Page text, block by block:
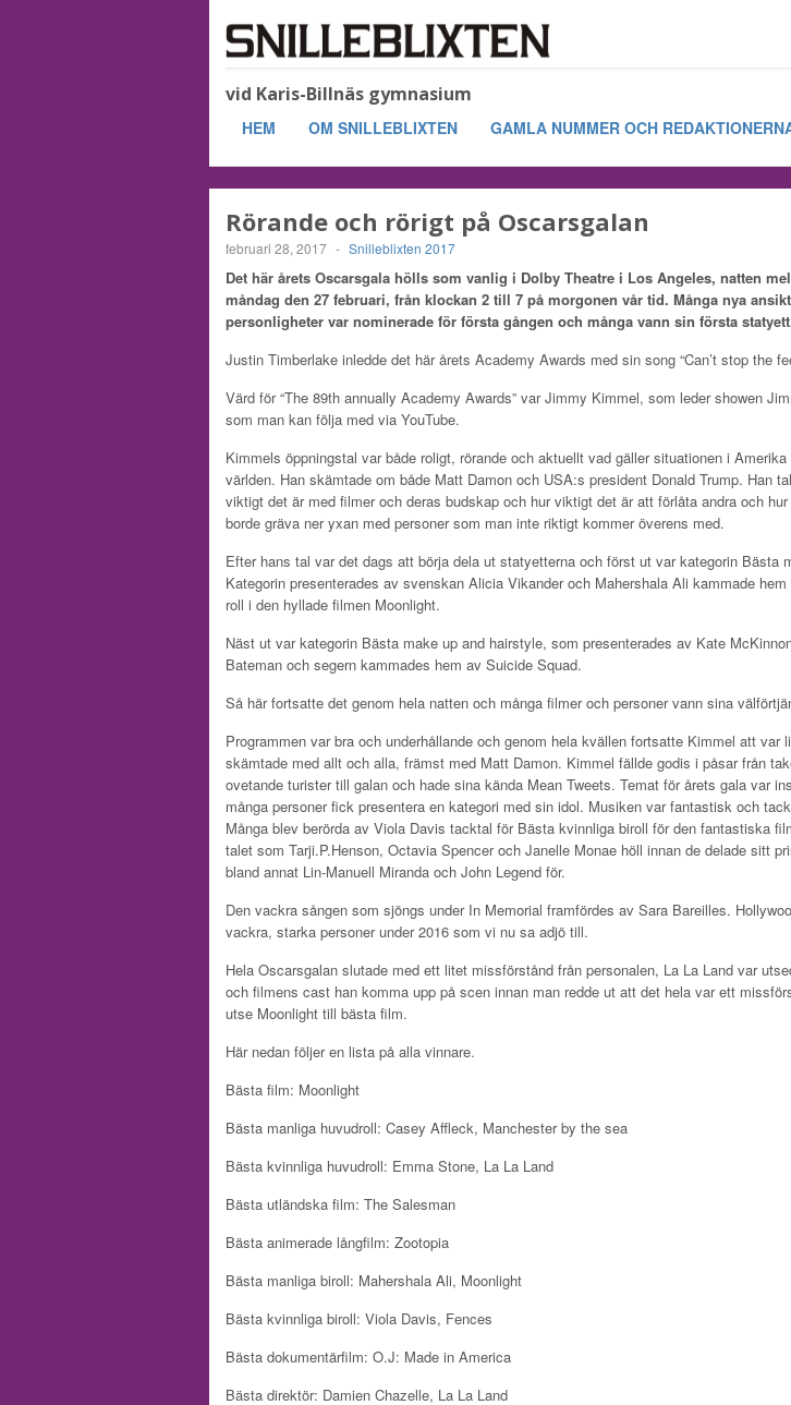
vid Karis-Billnäs gymnasium
HEM OM SNILLEBLIXTEN GAMLA NUMMER OCH
Rörande och rörigt på Oscarsgalan
februari 28, 2017 - Snilleblixten 2017
Det här årets Oscarsgala hölls som vanlig i Dolby Theatre i Los Angeles, natten
måndag den 27 februari, från klockan 2 till 7 på morgonen vår tid. Många nya
personligheter var nominerade för första gången och många vann sin första
Justin Timberlake inledde det här årets Academy Awards med sin song “Can’t stop the
Värd för “The 89th annually Academy Awards” var Jimmy Kimmel, som leder showen
som man kan följa med via YouTube.
Kimmels öppningstal var både roligt, rörande och aktuellt vad gäller situationen i
världen. Han skämtade om både Matt Damon och USA:s president Donald Trump. Han
viktigt det är med filmer och deras budskap och hur viktigt det är att förlåta andra och
borde gräva ner yxan med personer som man inte riktigt kommer överens med.
Efter hans tal var det dags att börja dela ut statyetterna och först ut var kategorin Bästa
Kategorin presenterades av svenskan Alicia Vikander och Mahershala Ali kammade
roll i den hyllade filmen Moonlight.
Näst ut var kategorin Bästa make up and hairstyle, som presenterades av Kate
Bateman och segern kammades hem av Suicide Squad.
Så här fortsatte det genom hela natten och många filmer och personer vann sina
Programmen var bra och underhållande och genom hela kvällen fortsatte Kimmel att var
skämtade med allt och alla, främst med Matt Damon. Kimmel fällde godis i påsar från
ovetande turister till galan och hade sina kända Mean Tweets. Temat för årets gala var
många personer fick presentera en kategori med sin idol. Musiken var fantastisk och
Många blev berörda av Viola Davis tacktal för Bästa kvinnliga biroll för den fantastiska
talet som Tarji.P.Henson, Octavia Spencer och Janelle Monae höll innan de delade sitt
bland annat Lin-Manuell Miranda och John Legend för.
Den vackra sången som sjöngs under In Memorial framfördes av Sara Bareilles.
vackra, starka personer under 2016 som vi nu sa adjö till.
Hela Oscarsgalan slutade med ett litet missförstånd från personalen, La La Land var
och filmens cast han komma upp på scen innan man redde ut att det hela var ett
utse Moonlight till bästa film.
Här nedan följer en lista på alla vinnare.
Bästa film: Moonlight
Bästa manliga huvudroll: Casey Affleck, Manchester by the sea
Bästa kvinnliga huvudroll: Emma Stone, La La Land
Bästa utländska film: The Salesman
Bästa animerade långfilm: Zootopia
Bästa manliga biroll: Mahershala Ali, Moonlight
Bästa kvinnliga biroll: Viola Davis, Fences
Bästa dokumentärfilm: O.J: Made in America
Bästa direktör: Damien Chazelle, La La Land